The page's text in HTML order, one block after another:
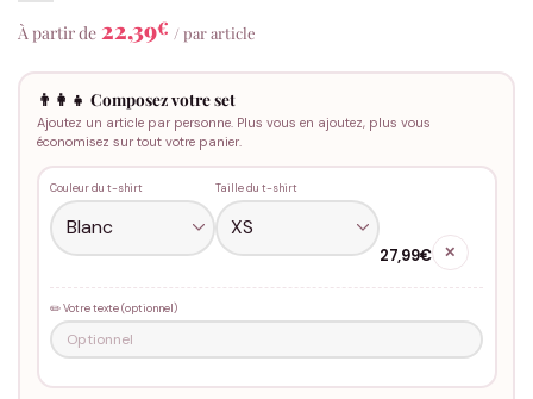
À partir de 22,39€ / par article
👨‍👩‍👧 Composez votre set
Ajoutez un article par personne. Plus vous en ajoutez, plus vous
économisez sur tout votre panier.
Couleur du t-shirt Taille du t-shirt
27,99€ ✕
✏️ Votre texte (optionnel)